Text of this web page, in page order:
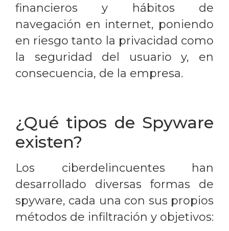
financieros y hábitos de
navegación en internet, poniendo
en riesgo tanto la privacidad como
la seguridad del usuario y, en
consecuencia, de la empresa.
¿Qué tipos de Spyware
existen?
Los ciberdelincuentes han
desarrollado diversas formas de
spyware, cada una con sus propios
métodos de infiltración y objetivos: